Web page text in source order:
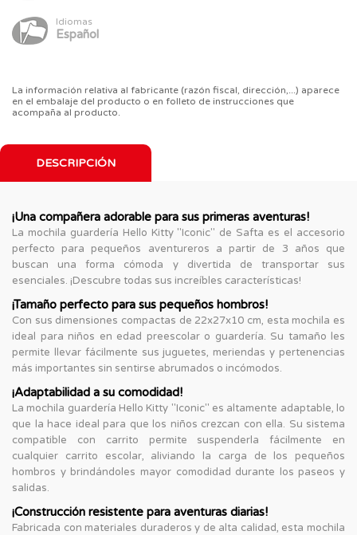
Idiomas
Español
La información relativa al fabricante (razón fiscal, dirección,...) aparece
en el embalaje del producto o en folleto de instrucciones que
acompaña al producto.
DESCRIPCIÓN
¡Una compañera adorable para sus primeras aventuras!
La mochila guardería Hello Kitty "Iconic" de Safta es el accesorio
perfecto para pequeños aventureros a partir de 3 años que
buscan una forma cómoda y divertida de transportar sus
esenciales. ¡Descubre todas sus increíbles características!
¡Tamaño perfecto para sus pequeños hombros!
Con sus dimensiones compactas de 22x27x10 cm, esta mochila es
ideal para niños en edad preescolar o guardería. Su tamaño les
permite llevar fácilmente sus juguetes, meriendas y pertenencias
más importantes sin sentirse abrumados o incómodos.
¡Adaptabilidad a su comodidad!
La mochila guardería Hello Kitty "Iconic" es altamente adaptable, lo
que la hace ideal para que los niños crezcan con ella. Su sistema
compatible con carrito permite suspenderla fácilmente en
cualquier carrito escolar, aliviando la carga de los pequeños
hombros y brindándoles mayor comodidad durante los paseos y
salidas.
¡Construcción resistente para aventuras diarias!
Fabricada con materiales duraderos y de alta calidad, esta mochila